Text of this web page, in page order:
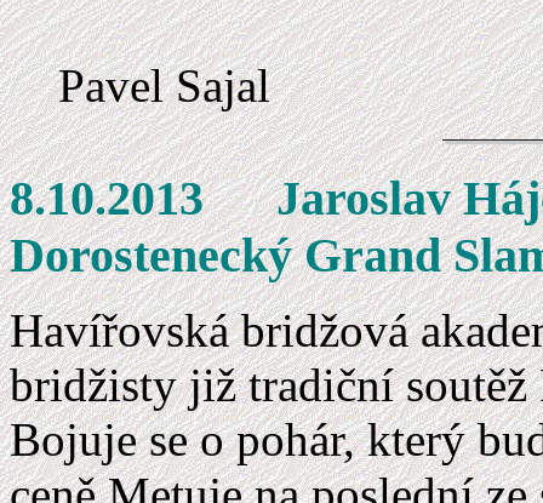
Pavel Sajal
8.10.2013
Dorostenecký Grand
Havířovská bridžová
bridžisty již tradiční soutěž
Bojuje se o pohár, který